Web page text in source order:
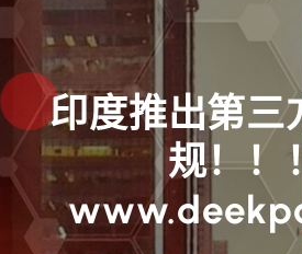
印度推出第三
规！！